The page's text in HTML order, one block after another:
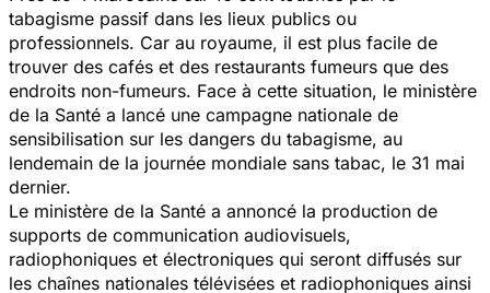
tabagisme passif dans les lieux publics ou
professionnels. Car au royaume, il est plus facile de
trouver des cafés et des restaurants fumeurs que des
endroits non-fumeurs. Face à cette situation, le ministère
de la Santé a lancé une campagne nationale de
sensibilisation sur les dangers du tabagisme, au
lendemain de la journée mondiale sans tabac, le 31 mai
dernier.
Le ministère de la Santé a annoncé la production de
supports de communication audiovisuels,
radiophoniques et électroniques qui seront diffusés sur
les chaînes nationales télévisées et radiophoniques ainsi